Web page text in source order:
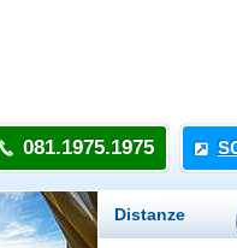
081.1975.1975
Distanze